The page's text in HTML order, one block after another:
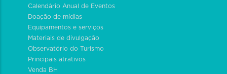
Calendário Anual de Eventos
Doação de mídias
Equipamentos e serviços
Materiais de divulgação
Observatório do Turismo
Principais atrativos
Venda BH